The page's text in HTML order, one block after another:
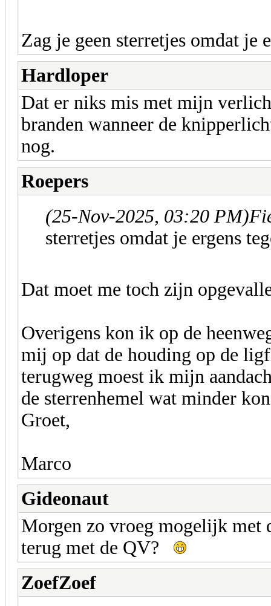
Zag je geen sterretjes omdat je
Hardloper
Dat er niks mis met mijn
branden wanneer de
nog.
Roepers
(25-Nov-2025, 03:20 PM)
sterretjes omdat je ergens
Dat moet me toch zijn
Overigens kon ik op de
mij op dat de houding op de
terugweg moest ik mijn
de sterrenhemel wat minder
Groet,
Marco
Gideonaut
Morgen zo vroeg mogelijk met
terug met de QV?
ZoefZoef